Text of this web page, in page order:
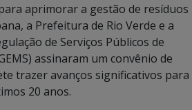
aprimorar a gestão de resíduos
a Prefeitura de Rio Verde e a
de Serviços Públicos de
assinaram um convênio de
trazer avanços significativos para
20 anos.